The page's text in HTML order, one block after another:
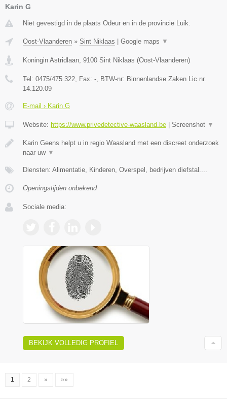
Karin G
Niet gevestigd in de plaats Odeur en in de provincie Luik.
Oost-Vlaanderen » Sint Niklaas Google maps ▼
Koningin Astridlaan, 9100 Sint Niklaas (Oost-Vlaanderen)
Tel: 0475/475.322, Fax: -, BTW-nr: Binnenlandse Zaken Lic nr.
14.120.09
E-mail › Karin G
Website: https://www.privedetective-waasland.be Screenshot ▼
Karin Geens helpt u in regio Waasland met een discreet onderzoek
naar uw ▼
Diensten: Alimentatie, Kinderen, Overspel, bedrijven diefstal....
Openingstijden onbekend
Sociale media:
BEKIJK VOLLEDIG PROFIEL
1 2 » »»